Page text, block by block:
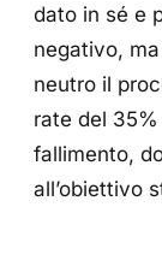
dato in sé e
negativo,
neutro il
rate del
fallimento,
all’obiettivo